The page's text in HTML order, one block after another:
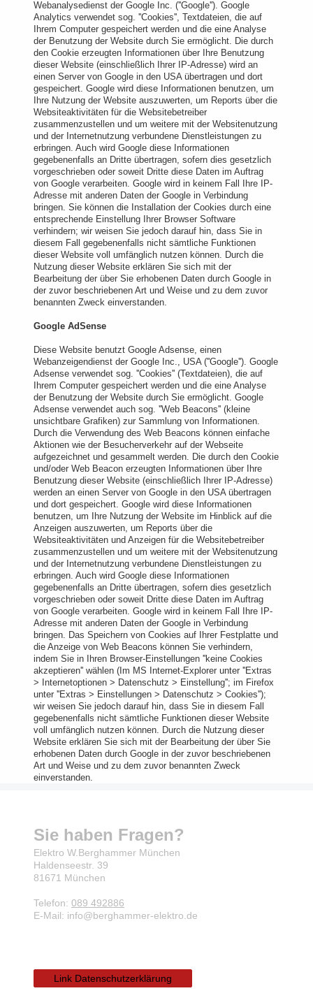
Webanalysedienst der Google Inc. (''Google''). Google
Analytics verwendet sog. ''Cookies'', Textdateien, die auf
Ihrem Computer gespeichert werden und die eine Analyse
der Benutzung der Website durch Sie ermöglicht. Die durch
den Cookie erzeugten Informationen über Ihre Benutzung
dieser Website (einschließlich Ihrer IP-Adresse) wird an
einen Server von Google in den USA übertragen und dort
gespeichert. Google wird diese Informationen benutzen, um
Ihre Nutzung der Website auszuwerten, um Reports über die
Websiteaktivitäten für die Websitebetreiber
zusammenzustellen und um weitere mit der Websitenutzung
und der Internetnutzung verbundene Dienstleistungen zu
erbringen. Auch wird Google diese Informationen
gegebenenfalls an Dritte übertragen, sofern dies gesetzlich
vorgeschrieben oder soweit Dritte diese Daten im Auftrag
von Google verarbeiten. Google wird in keinem Fall Ihre IP-
Adresse mit anderen Daten der Google in Verbindung
bringen. Sie können die Installation der Cookies durch eine
entsprechende Einstellung Ihrer Browser Software
verhindern; wir weisen Sie jedoch darauf hin, dass Sie in
diesem Fall gegebenenfalls nicht sämtliche Funktionen
dieser Website voll umfänglich nutzen können. Durch die
Nutzung dieser Website erklären Sie sich mit der
Bearbeitung der über Sie erhobenen Daten durch Google in
der zuvor beschriebenen Art und Weise und zu dem zuvor
benannten Zweck einverstanden.
Google AdSense
Diese Website benutzt Google Adsense, einen
Webanzeigendienst der Google Inc., USA (''Google''). Google
Adsense verwendet sog. ''Cookies'' (Textdateien), die auf
Ihrem Computer gespeichert werden und die eine Analyse
der Benutzung der Website durch Sie ermöglicht. Google
Adsense verwendet auch sog. ''Web Beacons'' (kleine
unsichtbare Grafiken) zur Sammlung von Informationen.
Durch die Verwendung des Web Beacons können einfache
Aktionen wie der Besucherverkehr auf der Webseite
aufgezeichnet und gesammelt werden. Die durch den Cookie
und/oder Web Beacon erzeugten Informationen über Ihre
Benutzung dieser Website (einschließlich Ihrer IP-Adresse)
werden an einen Server von Google in den USA übertragen
und dort gespeichert. Google wird diese Informationen
benutzen, um Ihre Nutzung der Website im Hinblick auf die
Anzeigen auszuwerten, um Reports über die
Websiteaktivitäten und Anzeigen für die Websitebetreiber
zusammenzustellen und um weitere mit der Websitenutzung
und der Internetnutzung verbundene Dienstleistungen zu
erbringen. Auch wird Google diese Informationen
gegebenenfalls an Dritte übertragen, sofern dies gesetzlich
vorgeschrieben oder soweit Dritte diese Daten im Auftrag
von Google verarbeiten. Google wird in keinem Fall Ihre IP-
Adresse mit anderen Daten der Google in Verbindung
bringen. Das Speichern von Cookies auf Ihrer Festplatte und
die Anzeige von Web Beacons können Sie verhindern,
indem Sie in Ihren Browser-Einstellungen ''keine Cookies
akzeptieren'' wählen (Im MS Internet-Explorer unter ''Extras
> Internetoptionen > Datenschutz > Einstellung''; im Firefox
unter ''Extras > Einstellungen > Datenschutz > Cookies'');
wir weisen Sie jedoch darauf hin, dass Sie in diesem Fall
gegebenenfalls nicht sämtliche Funktionen dieser Website
voll umfänglich nutzen können. Durch die Nutzung dieser
Website erklären Sie sich mit der Bearbeitung der über Sie
erhobenen Daten durch Google in der zuvor beschriebenen
Art und Weise und zu dem zuvor benannten Zweck
einverstanden.
Sie haben Fragen?
Elektro W.Berghammer München
Haldenseestr. 39
81671 München
Telefon: 089 492886
E-Mail: info@berghammer-elektro.de
Link Datenschutzerklärung